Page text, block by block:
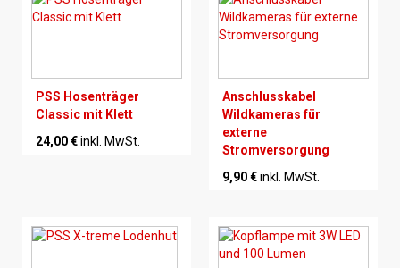
PSS Hosenträger
Classic mit Klett
24,00 €inkl. MwSt.
Anschlusskabel
Wildkameras für
externe
Stromversorgung
9,90 €inkl. MwSt.